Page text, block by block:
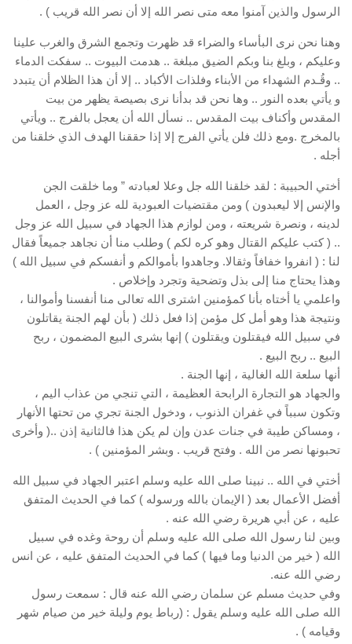
الرسول والذين آمنوا معه متى نصر الله إلا أن نصر الله قريب ) .
وهنا نحن نرى البأساء والضراء قد ظهرت وتجمع الشرق والغرب علينا
وعليكم ، وبلغ بنا وبكم الضيق مبلغة .. هدمت البيوت .. سفكت الدماء
.. وقُـدم الشهداء من الأبناء وفلذات الأكباد .. إلا أن هذا الظلام أن يتبدد
و يأتي بعده النور .. وها نحن قد بدأنا نرى بصيصة يظهر من بيت
المقدس وأكناف بيت المقدس .. نسأل الله أن يعجل بالفرج .. ويأتي
بالمخرج .ومع ذلك فلن يأتي الفرج إلا إذا حققنا الهدف الذي خلقنا من
أجله .
أختي الحبيبة : لقد خلقنا الله جل وعلا لعبادته ” وما خلقت الجن
والإنس إلا ليعبدون ) ومن مقتضيات العبودية لله عز وجل ، العمل
لدينه ، ونصرة شريعته ، ومن لوازم هذا الجهاد في سبيل الله عز وجل
.. ( كتب عليكم القتال وهو كره لكم ) وطلب منا أن نجاهد جميعاً فقال
لنا : ( انفروا خفافاً وثقالا. وجاهدوا بأموالكم و أنفسكم في سبيل الله )
وهذا يحتاج منا إلى بذل وتضحية وتجرد وإخلاص .
واعلمي يا أختاه بأنا كمؤمنين اشترى الله تعالى منا أنفسنا وأموالنا ،
ونتيجة هذا وهو أمل كل مؤمن إذا فعل ذلك ( بأن لهم الجنة يقاتلون
في سبيل الله فيقتلون ويقتلون ) إنها بشرى البيع المضمون ، ربح
البيع .. ربح البيع .
أنها سلعة الله الغالية ، إنها الجنة .
والجهاد هو التجارة الرابحة العظيمة ، التي تنجي من عذاب اليم ،
وتكون سبباً في غفران الذنوب ، ودخول الجنة تجري من تحتها الأنهار
، ومساكن طيبة في جنات عدن وإن لم يكن هذا فالثانية إذن ..( وأخرى
تحبونها نصر من الله . وفتح قريب . وبشر المؤمنين ) .
أختي في الله .. نبينا صلى الله عليه وسلم اعتبر الجهاد في سبيل الله
أفضل الأعمال بعد ( الإيمان بالله ورسوله ) كما في الحديث المتفق
عليه ، عن أبي هريرة رضي الله عنه .
وبين لنا رسول الله صلى الله عليه وسلم أن روحة وغده في سبيل
الله ( خير من الدنيا وما فيها ) كما في الحديث المتفق عليه ، عن انس
رضي الله عنه.
وفي حديث مسلم عن سلمان رضي الله عنه قال : سمعت رسول
الله صلى الله عليه وسلم يقول : (رباط يوم وليلة خير من صيام شهر
وقيامه ) .